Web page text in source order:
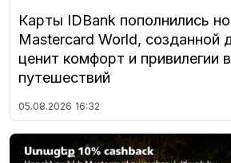
Карты IDBank пополнились
Mastercard World, созданной
ценит комфорт и привилегии
путешествий
05.08.2026 16:32